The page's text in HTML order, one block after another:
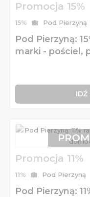
Promocja 15%
15% Pod Pierzyną
Pod Pierzyną:
marki - pościel,
IDŹ
Promocja 11%
11% Pod Pierzyną
Pod Pierzyną: